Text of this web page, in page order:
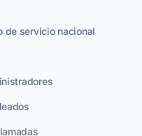
de servicio nacional